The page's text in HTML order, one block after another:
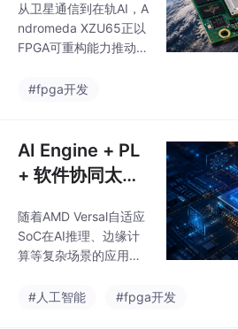
航天新底座？
从卫星通信到在轨AI，A
ndromeda XZU65正以
FPGA可重构能力推动商
代。
#fpga开发
AI Engine + PL
+ 软件协同太复
新验证路径
随着AMD Versal自适应
SoC在AI推理、边缘计
算等复杂场景的应用，
颈。传统FPGA模块化验
#人工智能 #fpga开发